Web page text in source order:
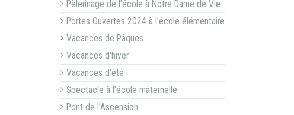
Pèlerinage de l'école à Notre Dame de Vie
Portes Ouvertes 2024 à l'école élémentaire
Vacances de Pâques
Vacances d'hiver
Vacances d'été
Spectacle à l'école maternelle
Pont de l'Ascension